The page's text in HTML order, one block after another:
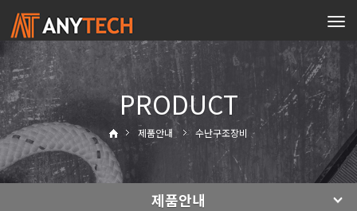
PRODUCT
제품안내 수난구조장비
제품안내